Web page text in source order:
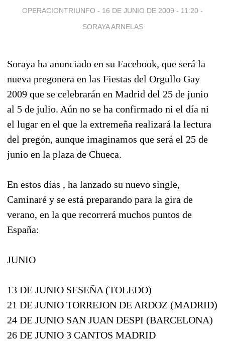
OPERACIONTRIUNFO - 16 DE JUNIO DE 2009 - 11:20 -
SORAYA ARNELAS
Soraya ha anunciado en su Facebook, que será la
nueva pregonera en las Fiestas del Orgullo Gay
2009 que se celebrarán en Madrid del 25 de junio
al 5 de julio. Aún no se ha confirmado ni el día ni
el lugar en el que la extremeña realizará la lectura
del pregón, aunque imaginamos que será el 25 de
junio en la plaza de Chueca.
En estos días , ha lanzado su nuevo single,
Caminaré y se está preparando para la gira de
verano, en la que recorrerá muchos puntos de
España:
JUNIO
13 DE JUNIO SESEÑA (TOLEDO)
21 DE JUNIO TORREJON DE ARDOZ (MADRID)
24 DE JUNIO SAN JUAN DESPI (BARCELONA)
26 DE JUNIO 3 CANTOS MADRID